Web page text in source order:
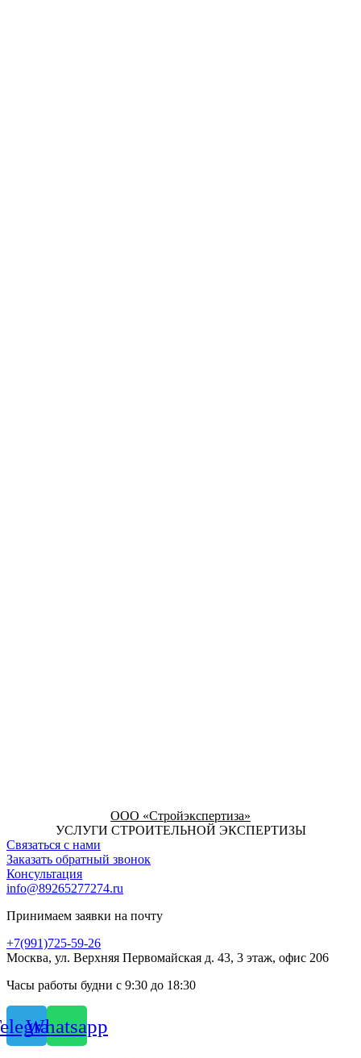
ООО «Стройэкспертиза»
УСЛУГИ СТРОИТЕЛЬНОЙ ЭКСПЕРТИЗЫ
Связаться с нами
Заказать обратный звонок
Консультация
info@89265277274.ru
Принимаем заявки на почту
+7(991)725-59-26
Москва, ул. Верхняя Первомайская д. 43, 3 этаж, офис 206
Часы работы будни с 9:30 до 18:30
Whatsapp